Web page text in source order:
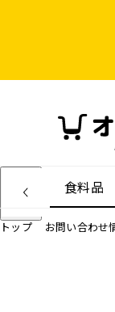
食料品
トップ お問い合わせ